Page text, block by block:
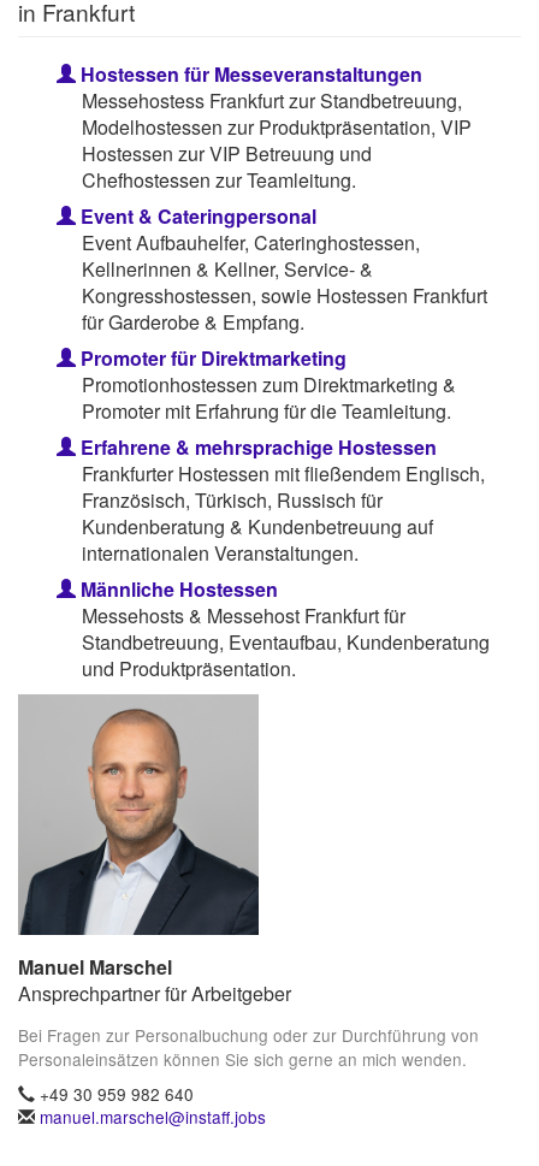
in Frankfurt
Hostessen für Messeveranstaltungen
Messehostess Frankfurt zur Standbetreuung,
Modelhostessen zur Produktpräsentation, VIP
Hostessen zur VIP Betreuung und
Chefhostessen zur Teamleitung.
Event & Cateringpersonal
Event Aufbauhelfer, Cateringhostessen,
Kellnerinnen & Kellner, Service- &
Kongresshostessen, sowie Hostessen Frankfurt
für Garderobe & Empfang.
Promoter für Direktmarketing
Promotionhostessen zum Direktmarketing &
Promoter mit Erfahrung für die Teamleitung.
Erfahrene & mehrsprachige Hostessen
Frankfurter Hostessen mit fließendem Englisch,
Französisch, Türkisch, Russisch für
Kundenberatung & Kundenbetreuung auf
internationalen Veranstaltungen.
Männliche Hostessen
Messehosts & Messehost Frankfurt für
Standbetreuung, Eventaufbau, Kundenberatung
und Produktpräsentation.
Manuel Marschel
Ansprechpartner für Arbeitgeber
Bei Fragen zur Personalbuchung oder zur Durchführung von
Personaleinsätzen können Sie sich gerne an mich wenden.
+49 30 959 982 640
manuel.marschel@instaff.jobs